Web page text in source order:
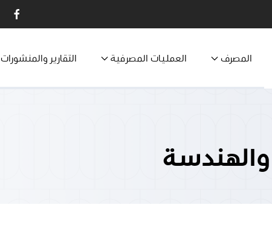
المصرف العمليات المصرفية التقارير والمنشورات
والهندسة